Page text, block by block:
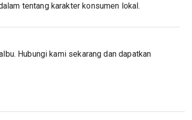
tentang karakter konsumen lokal.
Hubungi kami sekarang dan dapatkan